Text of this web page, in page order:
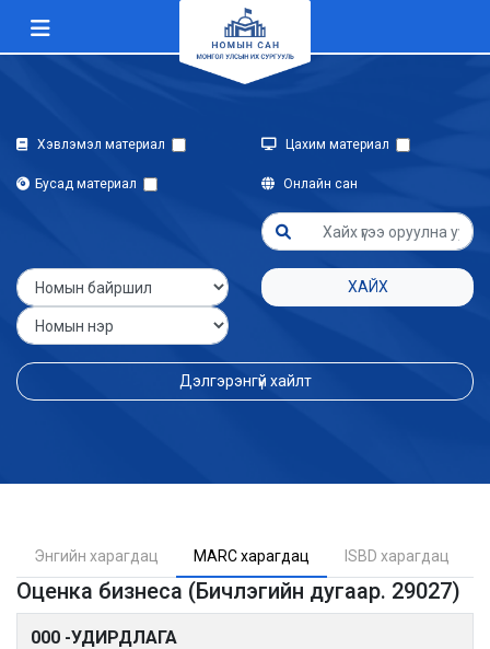
Хэвлэмэл материал Цахим материал
Бусад материал Онлайн сан
ХАЙХ
Дэлгэрэнгүй хайлт
Энгийн харагдац MARC харагдац ISBD харагдац
Оценка бизнеса (Бичлэгийн дугаар. 29027)
000 -УДИРДЛАГА